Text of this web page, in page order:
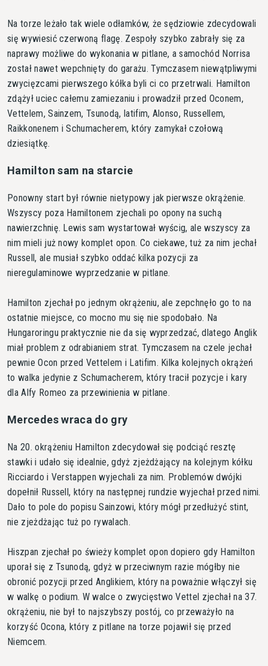
Na torze leżało tak wiele odłamków, że sędziowie zdecydowali
się wywiesić czerwoną flagę. Zespoły szybko zabrały się za
naprawy możliwe do wykonania w pitlane, a samochód Norrisa
został nawet wepchnięty do garażu. Tymczasem niewątpliwymi
zwycięzcami pierwszego kółka byli ci co przetrwali. Hamilton
zdążył uciec całemu zamiezaniu i prowadził przed Oconem,
Vettelem, Sainzem, Tsunodą, latifim, Alonso, Russellem,
Raikkonenem i Schumacherem, który zamykał czołową
dziesiątkę.
Hamilton sam na starcie
Ponowny start był równie nietypowy jak pierwsze okrążenie.
Wszyscy poza Hamiltonem zjechali po opony na suchą
nawierzchnię. Lewis sam wystartował wyścig, ale wszyscy za
nim mieli już nowy komplet opon. Co ciekawe, tuż za nim jechał
Russell, ale musiał szybko oddać kilka pozycji za
nieregulaminowe wyprzedzanie w pitlane.
Hamilton zjechał po jednym okrążeniu, ale zepchnęło go to na
ostatnie miejsce, co mocno mu się nie spodobało. Na
Hungaroringu praktycznie nie da się wyprzedzać, dlatego Anglik
miał problem z odrabianiem strat. Tymczasem na czele jechał
pewnie Ocon przed Vettelem i Latifim. Kilka kolejnych okrążeń
to walka jedynie z Schumacherem, który tracił pozycje i kary
dla Alfy Romeo za przewinienia w pitlane.
Mercedes wraca do gry
Na 20. okrążeniu Hamilton zdecydował się podciąć resztę
stawki i udało się idealnie, gdyż zjeżdżający na kolejnym kółku
Ricciardo i Verstappen wyjechali za nim. Problemów dwójki
dopełnił Russell, który na następnej rundzie wyjechał przed nimi.
Dało to pole do popisu Sainzowi, który mógł przedłużyć stint,
nie zjeżdżając tuż po rywalach.
Hiszpan zjechał po świeży komplet opon dopiero gdy Hamilton
uporał się z Tsunodą, gdyż w przeciwnym razie mógłby nie
obronić pozycji przed Anglikiem, który na poważnie włączył się
w walkę o podium. W walce o zwycięstwo Vettel zjechał na 37.
okrążeniu, nie był to najszybszy postój, co przeważyło na
korzyść Ocona, który z pitlane na torze pojawił się przed
Niemcem.